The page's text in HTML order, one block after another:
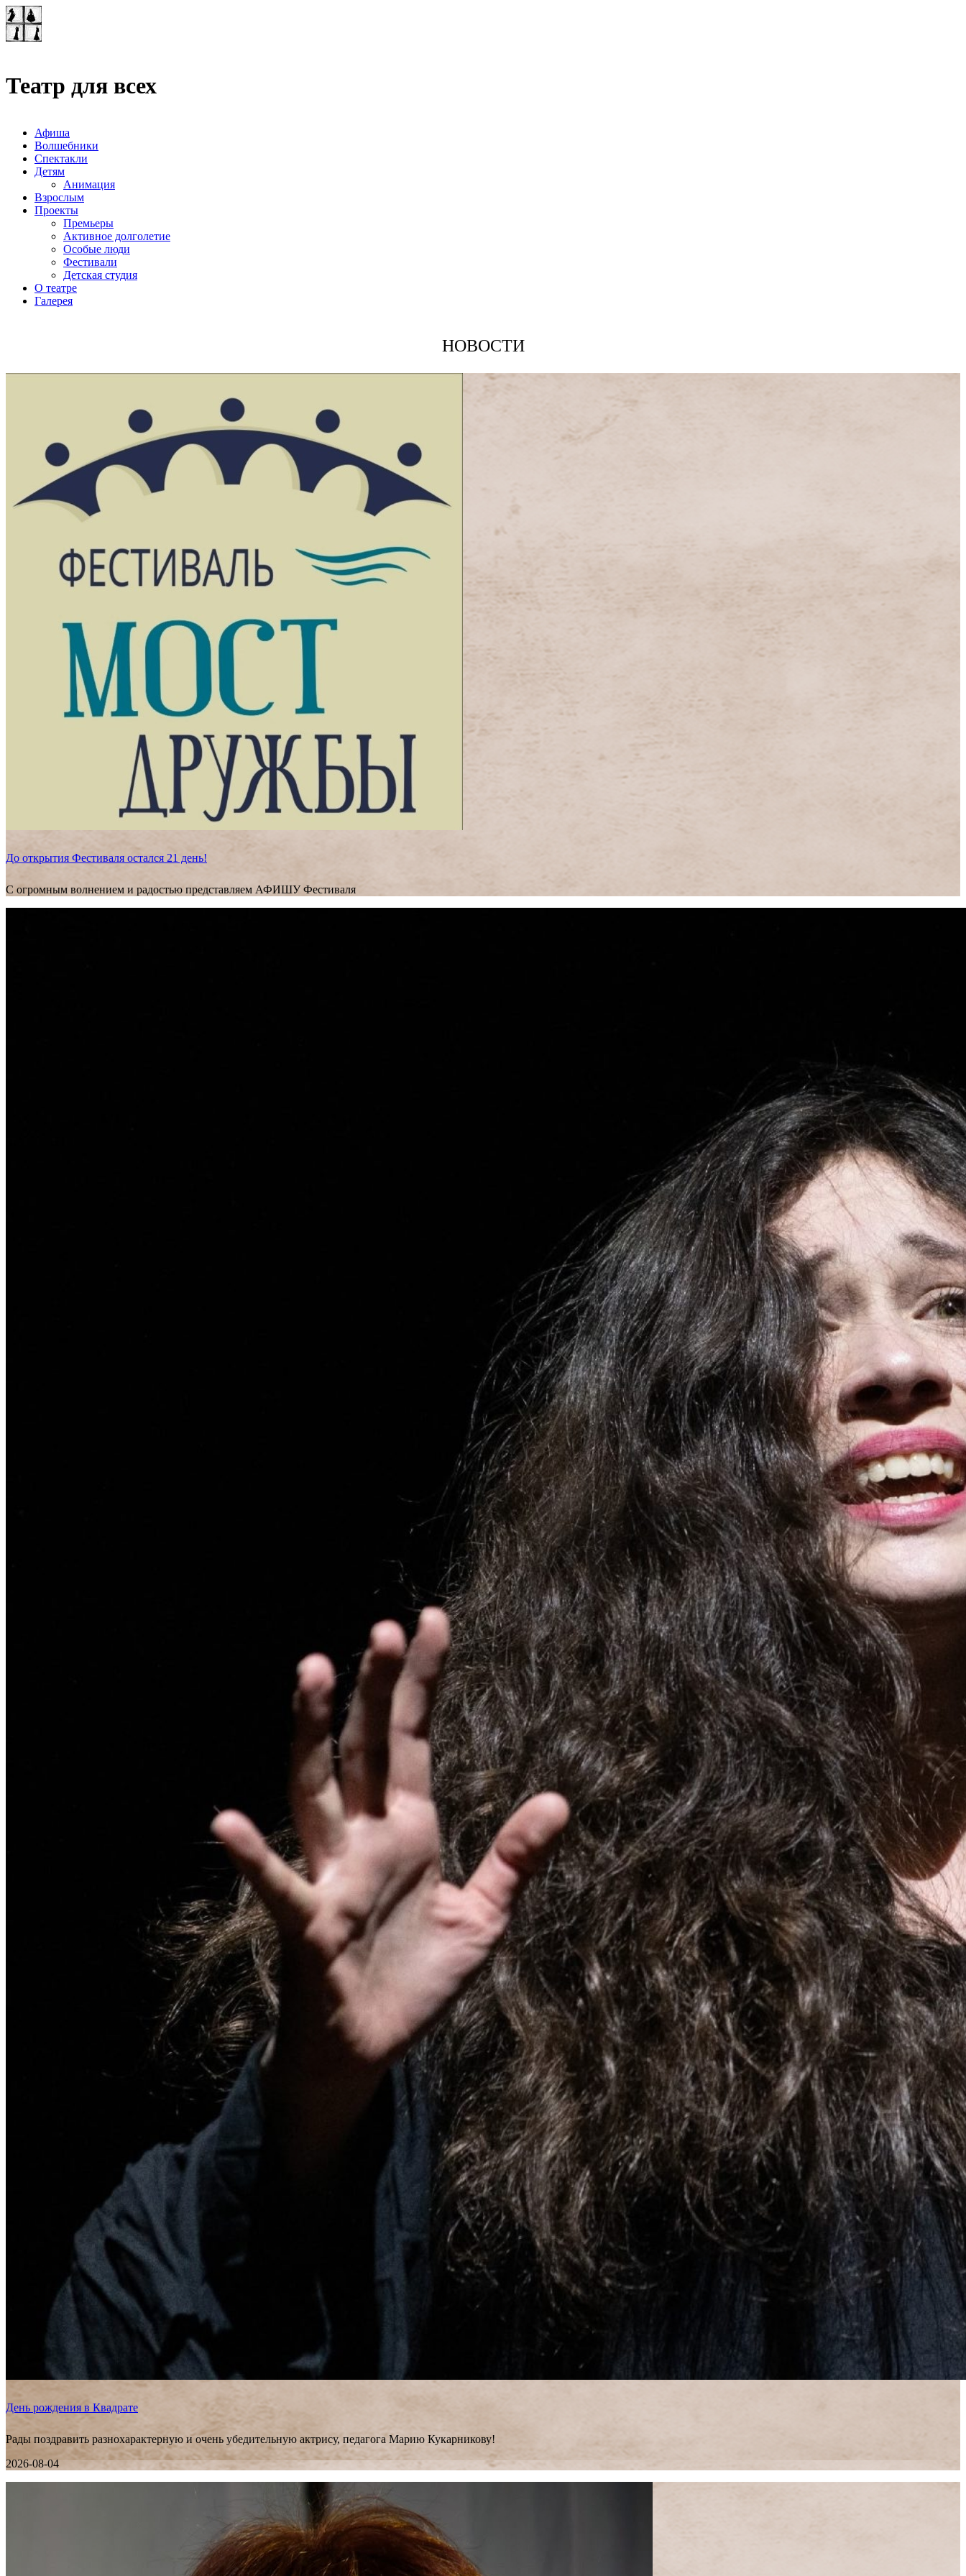
Театр для всех
Афиша
Волшебники
Спектакли
Детям
Анимация
Взрослым
Проекты
Премьеры
Активное долголетие
Особые люди
Фестивали
Детская студия
О театре
Галерея
НОВОСТИ
До открытия Фестиваля остался 21 день!
С огромным волнением и радостью представляем АФИШУ Фестиваля
День рождения в Квадрате
Рады поздравить разнохарактерную и очень убедительную актрису, педагога Марию Кукарникову!
2026-08-04